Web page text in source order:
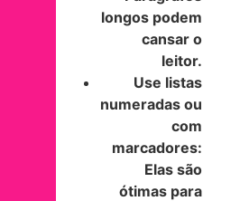
longos podem
cansar o
leitor.
Use listas
numeradas ou
com
marcadores:
Elas são
ótimas para